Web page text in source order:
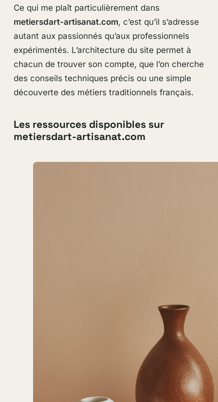
Ce qui me plaît particulièrement dans
metiersdart-artisanat.com, c’est qu’il s’adresse
autant aux passionnés qu’aux professionnels
expérimentés. L’architecture du site permet à
chacun de trouver son compte, que l’on cherche
des conseils techniques précis ou une simple
découverte des métiers traditionnels français.
Les ressources disponibles sur
metiersdart-artisanat.com